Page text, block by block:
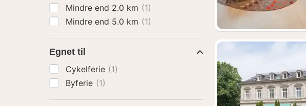
Mindre end 2.0 km (1)
Mindre end 5.0 km (1)
Egnet til
Cykelferie (1)
Byferie (1)